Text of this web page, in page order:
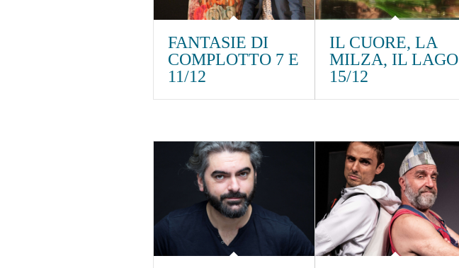
FANTASIE DI
COMPLOTTO 7 E
11/12
IL CUORE, LA
MILZA, IL LAGO
15/12